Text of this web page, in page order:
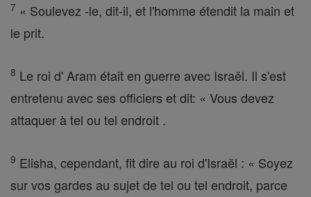
7 « Soulevez -le, dit-il, et l'homme étendit la main et
le prit.
8 Le roi d' Aram était en guerre avec Israël. Il s'est
entretenu avec ses officiers et dit: « Vous devez
attaquer à tel ou tel endroit .
9 Elisha, cependant, fit dire au roi d'Israël : « Soyez
sur vos gardes au sujet de tel ou tel endroit, parce